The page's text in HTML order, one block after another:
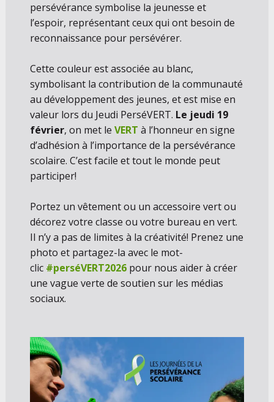
persévérance symbolise la jeunesse et
l’espoir, représentant ceux qui ont besoin de
reconnaissance pour persévérer.
Cette couleur est associée au blanc,
symbolisant la contribution de la communauté
au développement des jeunes, et est mise en
valeur lors du Jeudi PerséVERT. Le jeudi 19
février, on met le VERT à l’honneur en signe
d’adhésion à l’importance de la persévérance
scolaire. C’est facile et tout le monde peut
participer!
Portez un vêtement ou un accessoire vert ou
décorez votre classe ou votre bureau en vert.
Il n’y a pas de limites à la créativité! Prenez une
photo et partagez-la avec le mot-
clic #perséVERT2026pour nous aider à créer
une vague verte de soutien sur les médias
sociaux.